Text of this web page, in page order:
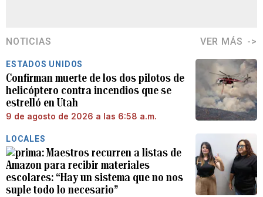
NOTICIAS VER MÁS
ESTADOS UNIDOS
Confirman muerte de los dos pilotos de
helicóptero contra incendios que se
estrelló en Utah
9 de agosto de 2026 a las 6:58 a.m.
LOCALES
Maestros recurren a listas de
Amazon para recibir materiales
escolares: “Hay un sistema que no nos
suple todo lo necesario”